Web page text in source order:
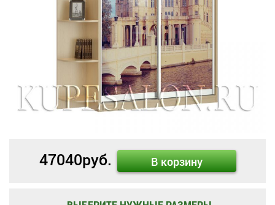
47040руб. В корзину